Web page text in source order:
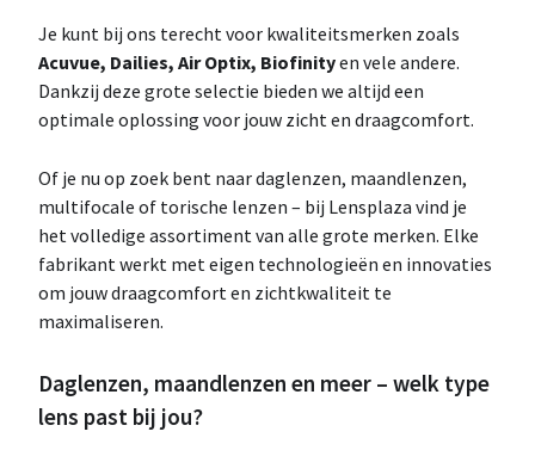
Je kunt bij ons terecht voor kwaliteitsmerken zoals
Acuvue, Dailies, Air Optix, Biofinityen vele andere.
Dankzij deze grote selectie bieden we altijd een
optimale oplossing voor jouw zicht en draagcomfort.
Of je nu op zoek bent naar daglenzen, maandlenzen,
multifocale of torische lenzen – bij Lensplaza vind je
het volledige assortiment van alle grote merken. Elke
fabrikant werkt met eigen technologieën en innovaties
om jouw draagcomfort en zichtkwaliteit te
maximaliseren.
Daglenzen, maandlenzen en meer – welk type
lens past bij jou?